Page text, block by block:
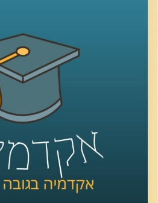
האזינו לחלק השלישי והאחרון
בבית הספר ליזמות ומומחה
לשיחה עם אופיר רייכמן על שיווק